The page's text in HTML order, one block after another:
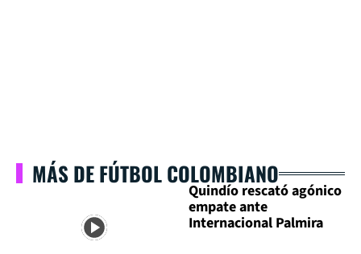
MÁS DE FÚTBOL COLOMBIANO
Quindío rescató agónico
empate ante
Internacional Palmira